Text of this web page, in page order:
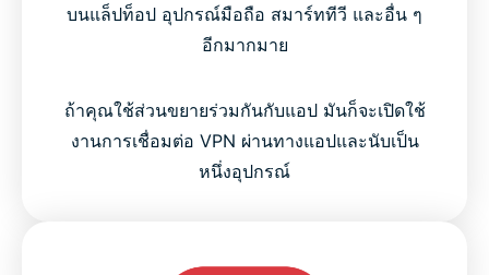
บนแล็ปท็อป อุปกรณ์มือถือ สมาร์ททีวี และอื่น ๆ
อีกมากมาย
ถ้าคุณใช้ส่วนขยายร่วมกันกับแอป มันก็จะเปิดใช้
งานการเชื่อมต่อ VPN ผ่านทางแอปและนับเป็น
หนึ่งอุปกรณ์